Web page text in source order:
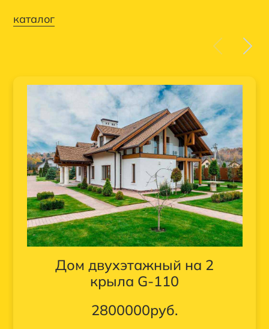
каталог
Дом двухэтажный на 2
крыла G-110
2800000руб.